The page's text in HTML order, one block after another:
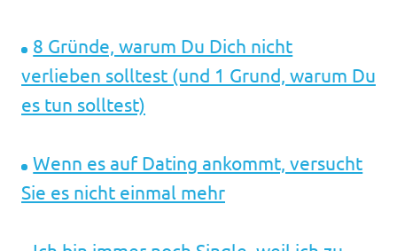
8 Gründe, warum Du Dich nicht
verlieben solltest (und 1 Grund, warum Du
es tun solltest)
Wenn es auf Dating ankommt, versucht
Sie es nicht einmal mehr